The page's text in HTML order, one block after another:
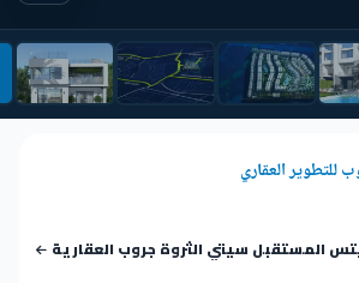
للتطوير العقاري
المستقبل سيتي الثروة جروب العقارية